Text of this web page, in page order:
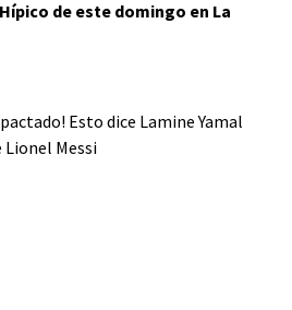
de este domingo en La